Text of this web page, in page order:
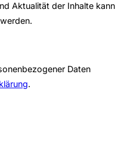
Aktualität der Inhalte kann
Daten
.